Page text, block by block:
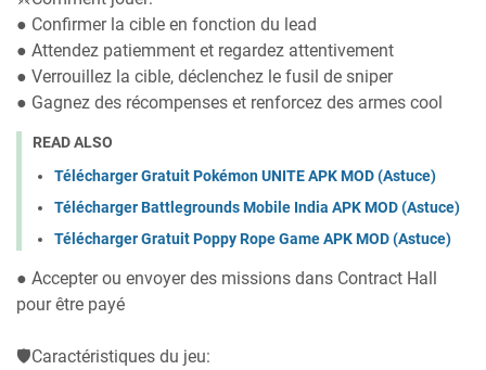
● Confirmer la cible en fonction du lead
● Attendez patiemment et regardez attentivement
● Verrouillez la cible, déclenchez le fusil de sniper
● Gagnez des récompenses et renforcez des armes cool
READ ALSO
Télécharger Gratuit Pokémon UNITE APK MOD (Astuce)
Télécharger Battlegrounds Mobile India APK MOD (Astuce)
Télécharger Gratuit Poppy Rope Game APK MOD (Astuce)
● Accepter ou envoyer des missions dans Contract Hall
pour être payé
🛡️Caractéristiques du jeu: